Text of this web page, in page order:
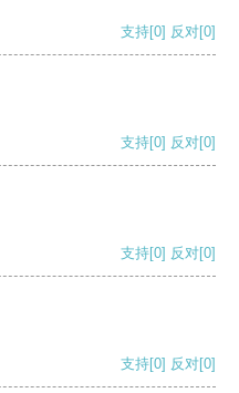
支持[0] 反对[0]
支持[0] 反对[0]
支持[0] 反对[0]
支持[0] 反对[0]